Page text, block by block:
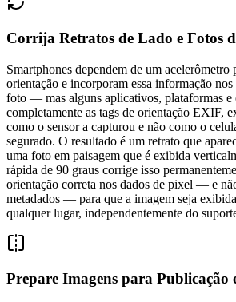
Corrija Retratos de Lado e Fotos
Smartphones dependem de um acelerômetro
orientação e incorporam essa informação
foto — mas alguns aplicativos, plataformas e
completamente as tags de orientação EXIF,
como o sensor a capturou e não como o
segurado. O resultado é um retrato que
uma foto em paisagem que é exibida
rápida de 90 graus corrige isso
orientação correta nos dados de pixel — e
metadados — para que a imagem seja
qualquer lugar, independentemente do
Prepare Imagens para Publicação